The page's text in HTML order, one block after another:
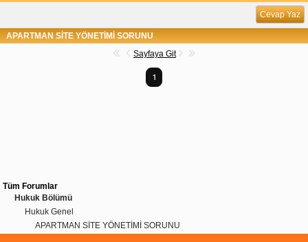
Cevap Yaz
APARTMAN SİTE YÖNETİMİ SORUNU
Sayfaya Git
1
Tüm Forumlar
Hukuk Bölümü
Hukuk Genel
APARTMAN SİTE YÖNETİMİ SORUNU